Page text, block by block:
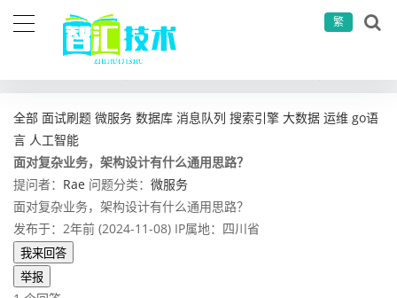
繁
全部 面试刷题 微服务 数据库 消息队列 搜索引擎 大数据 运维 go语
言 人工智能
面对复杂业务，架构设计有什么通用思路？
提问者： Rae 问题分类： 微服务
面对复杂业务，架构设计有什么通用思路？
发布于：2年前 (2024-11-08) IP属地：四川省
我来回答
举报